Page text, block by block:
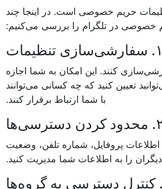
حریم خصوصی است. در اینجا چند
خصوصی در تلگرام را بررسی می‌کنیم:
۱. سفارشی‌سازی تنظیمات
کنند. این امکان به شما اجازه
تعیین کنید که چه کسانی می‌توانند
با شما ارتباط برقرار کنند.
دسترسی‌ها
پروفایل، شماره تلفن، وضعیت
را به اطلاعات شما مدیریت کنید.